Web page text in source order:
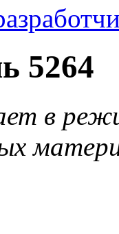
5264
в